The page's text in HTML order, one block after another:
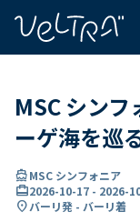
MSC シン
ーゲ海を巡
directions_boatMSC シンフォニア
card_travel2026-10-17 - 2026-
location_onバーリ発 - バーリ着